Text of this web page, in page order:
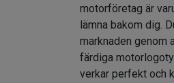
motorföretag är
lämna bakom dig.
marknaden genom
färdiga
verkar perfekt och